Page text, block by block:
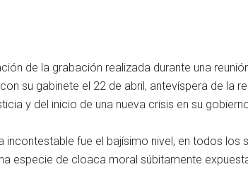
de la grabación realizada durante una
con su gabinete el 22 de abril, antevíspera de la
y del inicio de una nueva crisis en su
incontestable fue el bajísimo nivel, en todos los
especie de cloaca moral súbitamente